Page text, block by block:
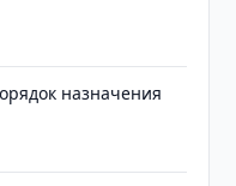
назначения